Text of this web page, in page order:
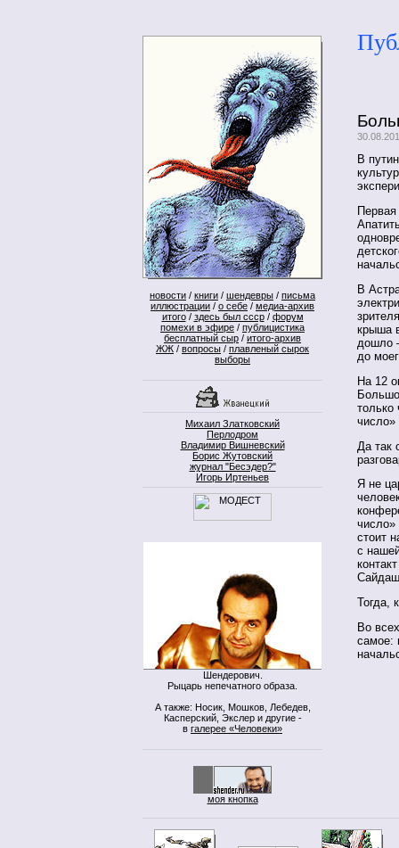
новости / книги / шендевры / письма
иллюстрации / о себе / медиа-архив
итого/ здесь был ссср/ форум
помехи в эфире / публицистика
бесплатный сыр / итого-архив
ЖЖ / вопросы / плавленый сырок
выборы
Михаил Златковский
Перлодром
Владимир Вишневский
Борис Жутовский
журнал "Бесэдер?"
Игорь Иртеньев
Шендерович.
Рыцарь непечатного образа.
А также: Носик, Мошков, Лебедев,
Касперский, Экслер и другие -
в галерее «Человеки»
моя кнопка
В
Первая
В
крыша
дошло
до
На 12
только
число»
Да так
Я не
число»
стоит
с
Тогда,
Во
самое: